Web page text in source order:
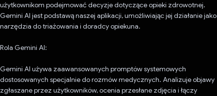
użytkownikom podejmować decyzje dotyczące opieki zdrowotnej.
Gemini AI jest podstawą naszej aplikacji, umożliwiając jej działanie jako
narzędzia do triażowania i doradcy opiekuna.
Rola Gemini AI:
Gemini AI używa zaawansowanych promptów systemowych
dostosowanych specjalnie do rozmów medycznych. Analizuje objawy
zgłaszane przez użytkowników, ocenia przesłane zdjęcia i łączy